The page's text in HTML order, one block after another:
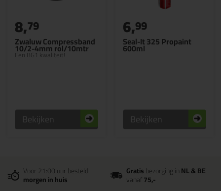
Zwaluw Compressband
10/2-4mm rol/10mtr
Een BG1 kwaliteit!
8,79
Bekijken
Seal-It 325 Propaint
600ml
6,99
Bekijken
Voor 21:00 uur besteld
morgen in huis
Gratisbezorging inNL & BE
vanaf75,-